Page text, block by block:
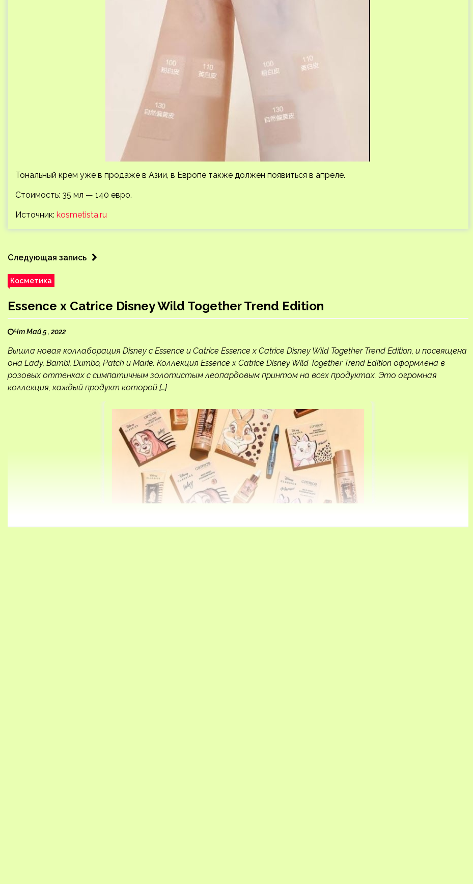
Тональный крем уже в продаже в Азии, в Европе также должен появиться в апреле.
Стоимость: 35 мл — 140 евро.
Источник: kosmetista.ru
Следующая запись
Косметика
Essence x Catrice Disney Wild Together Trend Edition
Чт Май 5 , 2022
Вышла новая коллаборация Disney с Essence и Catrice Essence x Catrice Disney Wild Together Trend Edition, и посвящена
она Lady, Bambi, Dumbo, Patch и Marie. Коллекция Essence x Catrice Disney Wild Together Trend Edition оформлена в
розовых оттенках с симпатичным золотистым леопардовым принтом на всех продуктах. Это огромная
коллекция, каждый продукт которой […]